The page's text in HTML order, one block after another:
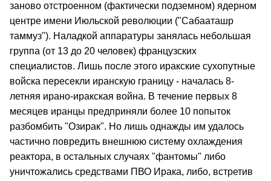
заново отстроенном (фактически подземном) ядерном
центре имени Июльской революции ("Сабааташр
таммуз"). Наладкой аппаратуры занялась небольшая
группа (от 13 до 20 человек) французских
специалистов. Лишь после этого иракские сухопутные
войска пересекли иранскую границу - началась 8-
летняя ирано-иракская война. В течение первых 8
месяцев иранцы предприняли более 10 попыток
разбомбить "Озирак". Но лишь однажды им удалось
частично повредить внешнюю систему охлаждения
реактора, в остальных случаях "фантомы" либо
уничтожались средствами ПВО Ирака, либо, встретив